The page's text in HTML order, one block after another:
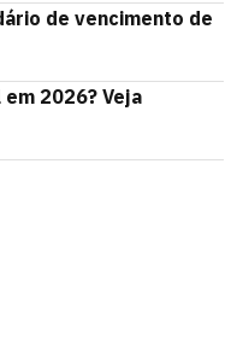
de vencimento de
2026? Veja